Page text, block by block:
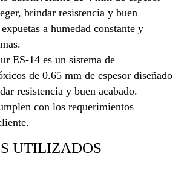
brindar resistencia y buen
a humedad constante y
ES-14 es un sistema de
de 0.65 mm de espesor diseñado
resistencia y buen acabado.
con los requerimientos
UTILIZADOS